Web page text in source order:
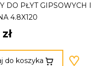
DO PŁYT GIPSOWYCH I
4.8X120
do koszyka